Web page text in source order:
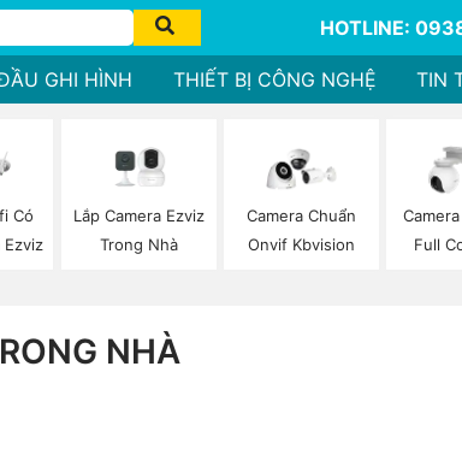
HOTLINE:
GHI HÌNH THIẾT BỊ CÔNG NGHỆ TIN
Có
Ezviz
Lắp Camera Ezviz
Trong Nhà
Camera Chuẩn
Onvif Kbvision
Full
NHÀ